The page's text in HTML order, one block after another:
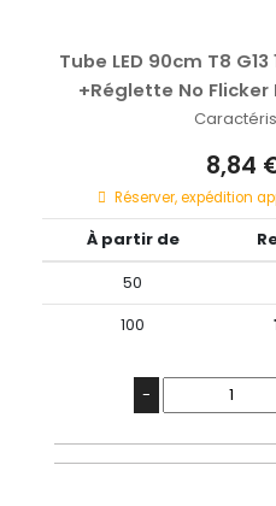
Tube LED 90cm T8
+Réglette No
8,84
Réserver, expédition
À partir de
50
100
-